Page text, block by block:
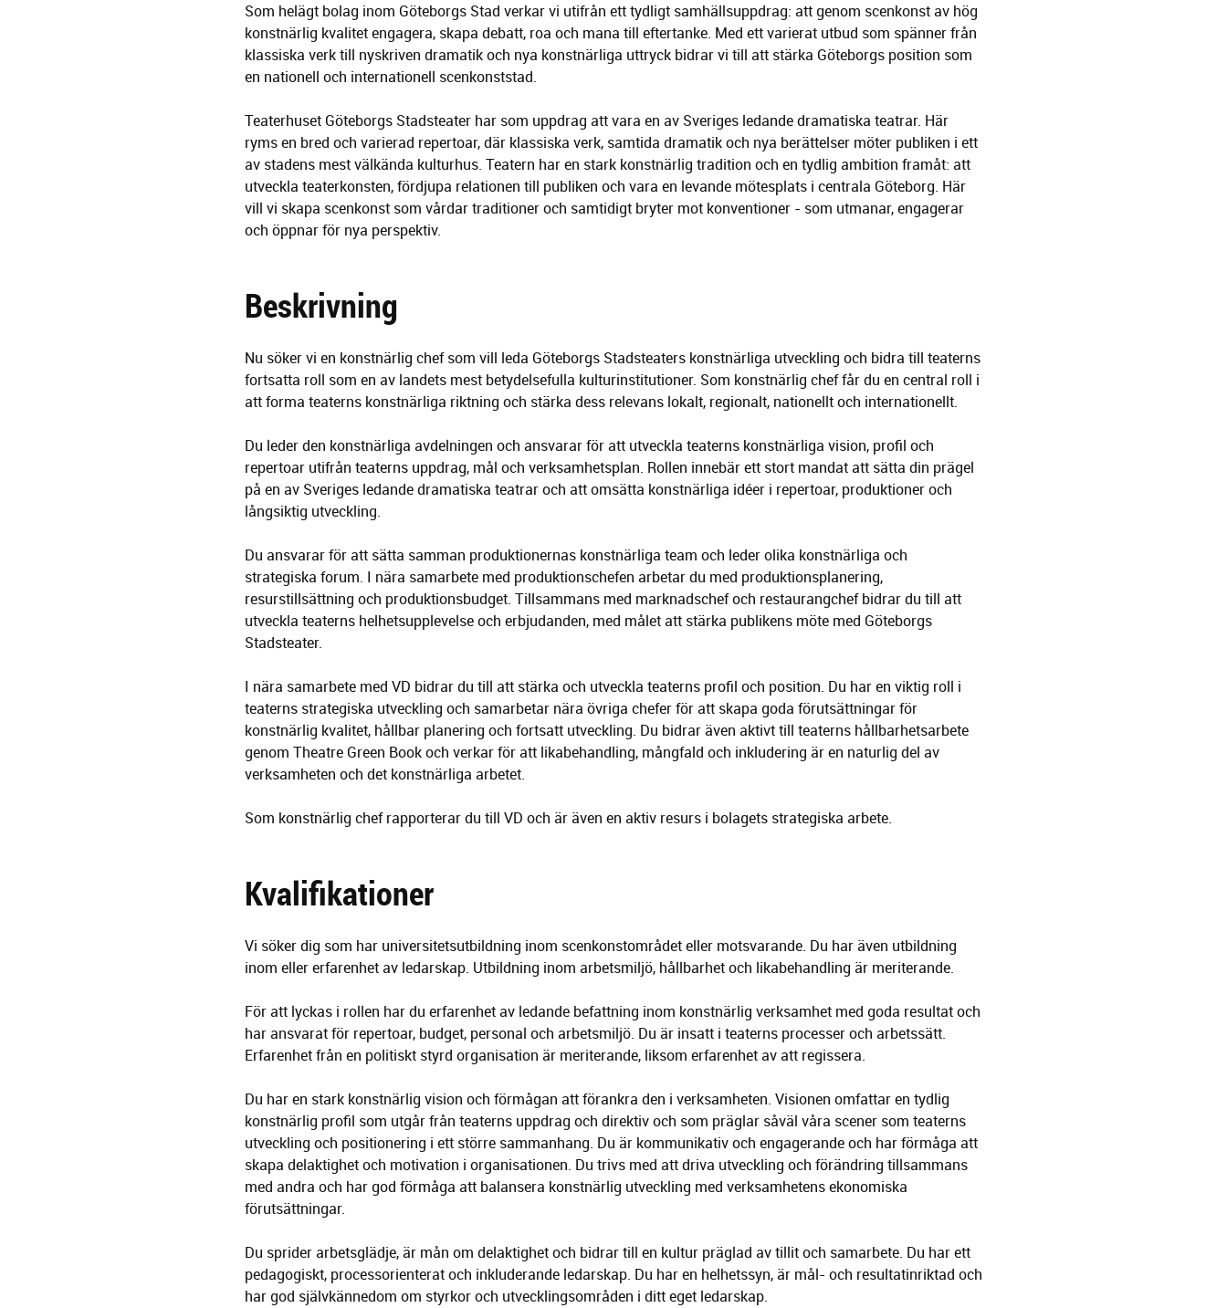
Som helägt bolag inom Göteborgs Stad verkar vi utifrån ett tydligt samhällsuppdrag: att genom scenkonst av hög
konstnärlig kvalitet engagera, skapa debatt, roa och mana till eftertanke. Med ett varierat utbud som spänner från
klassiska verk till nyskriven dramatik och nya konstnärliga uttryck bidrar vi till att stärka Göteborgs position som
en nationell och internationell scenkonststad.
Teaterhuset Göteborgs Stadsteater har som uppdrag att vara en av Sveriges ledande dramatiska teatrar. Här
ryms en bred och varierad repertoar, där klassiska verk, samtida dramatik och nya berättelser möter publiken i ett
av stadens mest välkända kulturhus. Teatern har en stark konstnärlig tradition och en tydlig ambition framåt: att
utveckla teaterkonsten, fördjupa relationen till publiken och vara en levande mötesplats i centrala Göteborg. Här
vill vi skapa scenkonst som vårdar traditioner och samtidigt bryter mot konventioner - som utmanar, engagerar
och öppnar för nya perspektiv.
Beskrivning
Nu söker vi en konstnärlig chef som vill leda Göteborgs Stadsteaters konstnärliga utveckling och bidra till teaterns
fortsatta roll som en av landets mest betydelsefulla kulturinstitutioner. Som konstnärlig chef får du en central roll i
att forma teaterns konstnärliga riktning och stärka dess relevans lokalt, regionalt, nationellt och internationellt.
Du leder den konstnärliga avdelningen och ansvarar för att utveckla teaterns konstnärliga vision, profil och
repertoar utifrån teaterns uppdrag, mål och verksamhetsplan. Rollen innebär ett stort mandat att sätta din prägel
på en av Sveriges ledande dramatiska teatrar och att omsätta konstnärliga idéer i repertoar, produktioner och
långsiktig utveckling.
Du ansvarar för att sätta samman produktionernas konstnärliga team och leder olika konstnärliga och
strategiska forum. I nära samarbete med produktionschefen arbetar du med produktionsplanering,
resurstillsättning och produktionsbudget. Tillsammans med marknadschef och restaurangchef bidrar du till att
utveckla teaterns helhetsupplevelse och erbjudanden, med målet att stärka publikens möte med Göteborgs
Stadsteater.
I nära samarbete med VD bidrar du till att stärka och utveckla teaterns profil och position. Du har en viktig roll i
teaterns strategiska utveckling och samarbetar nära övriga chefer för att skapa goda förutsättningar för
konstnärlig kvalitet, hållbar planering och fortsatt utveckling. Du bidrar även aktivt till teaterns hållbarhetsarbete
genom Theatre Green Book och verkar för att likabehandling, mångfald och inkludering är en naturlig del av
verksamheten och det konstnärliga arbetet.
Som konstnärlig chef rapporterar du till VD och är även en aktiv resurs i bolagets strategiska arbete.
Kvalifikationer
Vi söker dig som har universitetsutbildning inom scenkonstområdet eller motsvarande. Du har även utbildning
inom eller erfarenhet av ledarskap. Utbildning inom arbetsmiljö, hållbarhet och likabehandling är meriterande.
För att lyckas i rollen har du erfarenhet av ledande befattning inom konstnärlig verksamhet med goda resultat och
har ansvarat för repertoar, budget, personal och arbetsmiljö. Du är insatt i teaterns processer och arbetssätt.
Erfarenhet från en politiskt styrd organisation är meriterande, liksom erfarenhet av att regissera.
Du har en stark konstnärlig vision och förmågan att förankra den i verksamheten. Visionen omfattar en tydlig
konstnärlig profil som utgår från teaterns uppdrag och direktiv och som präglar såväl våra scener som teaterns
utveckling och positionering i ett större sammanhang. Du är kommunikativ och engagerande och har förmåga att
skapa delaktighet och motivation i organisationen. Du trivs med att driva utveckling och förändring tillsammans
med andra och har god förmåga att balansera konstnärlig utveckling med verksamhetens ekonomiska
förutsättningar.
Du sprider arbetsglädje, är mån om delaktighet och bidrar till en kultur präglad av tillit och samarbete. Du har ett
pedagogiskt, processorienterat och inkluderande ledarskap. Du har en helhetssyn, är mål- och resultatinriktad och
har god självkännedom om styrkor och utvecklingsområden i ditt eget ledarskap.